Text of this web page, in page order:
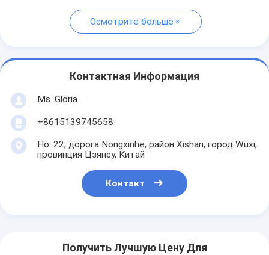
Осмотрите больше
Контактная Информация
Ms. Gloria
+8615139745658
Но. 22, дорога Nongxinhe, район Xishan, город Wuxi,
провинция Цзянсу, Китай
Контакт
Получить Лучшую Цену Для